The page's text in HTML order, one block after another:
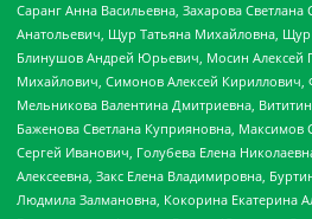
Саранг Анна Васильевна, Захарова
Анатольевич, Щур Татьяна Михайловна, Щур
Блинушов Андрей Юрьевич, Мосин Алексей
Михайлович, Симонов Алексей Кириллович,
Мельникова Валентина Дмитриевна,
Баженова Светлана Куприяновна, Максимов
Сергей Иванович, Голубева Елена
Алексеевна, Закс Елена Владимировна,
Людмила Залмановна, Кокорина Екатерина